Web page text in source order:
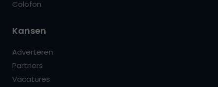
Colofon
Kansen
Adverteren
Partners
Vacatures